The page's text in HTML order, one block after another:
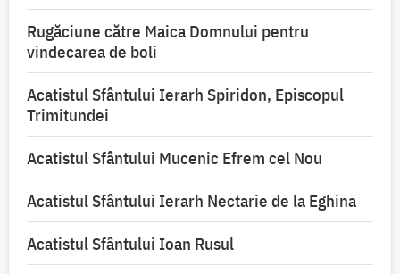
Rugăciune către Maica Domnului pentru
vindecarea de boli
Acatistul Sfântului Ierarh Spiridon, Episcopul
Trimitundei
Acatistul Sfântului Mucenic Efrem cel Nou
Acatistul Sfântului Ierarh Nectarie de la Eghina
Acatistul Sfântului Ioan Rusul